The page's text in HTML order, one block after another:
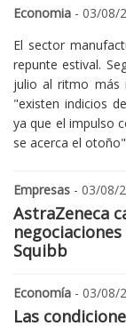
Economia - 03/08/
El sector
repunte estival.
julio al ritmo más
"existen indicios
ya que el impulso
se acerca el
Empresas - 03/08/
AstraZeneca
Squibb
Economía - 03/08/
Las